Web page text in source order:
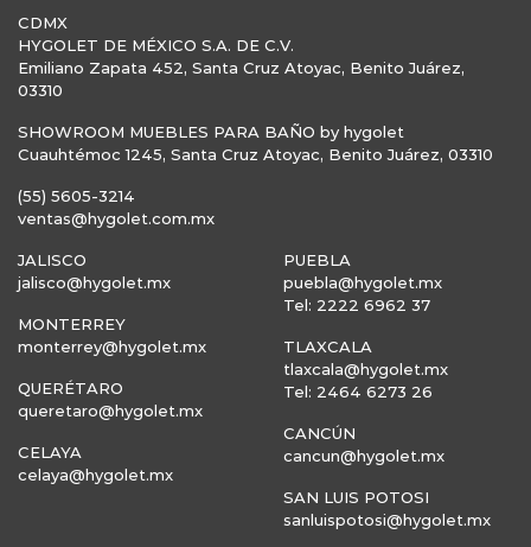
CDMX
HYGOLET DE MÉXICO S.A. DE C.V.
Emiliano Zapata 452, Santa Cruz Atoyac, Benito Juárez,
03310
SHOWROOM MUEBLES PARA BAÑO by hygolet
Cuauhtémoc 1245, Santa Cruz Atoyac, Benito Juárez, 03310
(55) 5605-3214
ventas@hygolet.com.mx
JALISCO
jalisco@hygolet.mx
MONTERREY
monterrey@hygolet.mx
QUERÉTARO
queretaro@hygolet.mx
CELAYA
celaya@hygolet.mx
PUEBLA
puebla@hygolet.mx
Tel: 2222 6962 37
TLAXCALA
tlaxcala@hygolet.mx
Tel: 2464 6273 26
CANCÚN
cancun@hygolet.mx
SAN LUIS POTOSI
sanluispotosi@hygolet.mx